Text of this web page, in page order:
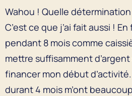
Wahou ! Quelle
C’est ce que j’ai fait aussi !
pendant 8 mois comme
mettre suffisamment
financer mon début
durant 4 mois m’ont